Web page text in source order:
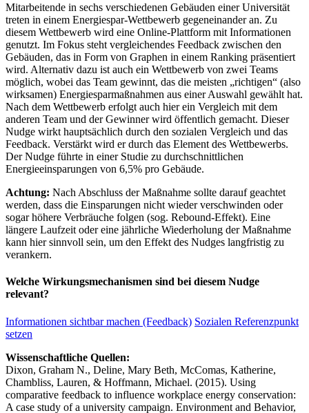
Mitarbeitende in sechs verschiedenen Gebäuden einer Universität
treten in einem Energiespar-Wettbewerb gegeneinander an. Zu
diesem Wettbewerb wird eine Online-Plattform mit Informationen
genutzt. Im Fokus steht vergleichendes Feedback zwischen den
Gebäuden, das in Form von Graphen in einem Ranking präsentiert
wird. Alternativ dazu ist auch ein Wettbewerb von zwei Teams
möglich, wobei das Team gewinnt, das die meisten „richtigen“ (also
wirksamen) Energiesparmaßnahmen aus einer Auswahl gewählt hat.
Nach dem Wettbewerb erfolgt auch hier ein Vergleich mit dem
anderen Team und der Gewinner wird öffentlich gemacht. Dieser
Nudge wirkt hauptsächlich durch den sozialen Vergleich und das
Feedback. Verstärkt wird er durch das Element des Wettbewerbs.
Der Nudge führte in einer Studie zu durchschnittlichen
Energieeinsparungen von 6,5% pro Gebäude.
Achtung: Nach Abschluss der Maßnahme sollte darauf geachtet
werden, dass die Einsparungen nicht wieder verschwinden oder
sogar höhere Verbräuche folgen (sog. Rebound-Effekt). Eine
längere Laufzeit oder eine jährliche Wiederholung der Maßnahme
kann hier sinnvoll sein, um den Effekt des Nudges langfristig zu
verankern.
Welche Wirkungsmechanismen sind bei diesem Nudge
relevant?
Informationen sichtbar machen (Feedback) Sozialen Referenzpunkt
setzen
Wissenschaftliche Quellen:
Dixon, Graham N., Deline, Mary Beth, McComas, Katherine,
Chambliss, Lauren, & Hoffmann, Michael. (2015). Using
comparative feedback to influence workplace energy conservation:
A case study of a university campaign. Environment and Behavior,